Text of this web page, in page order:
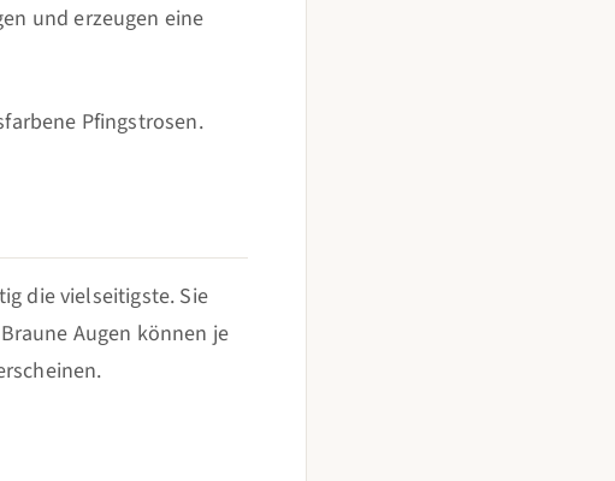
und erzeugen eine
Pfingstrosen.
die vielseitigste. Sie
Augen können je